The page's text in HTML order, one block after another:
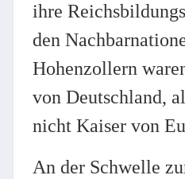
ihre
den
Hohenzollern
von Deutschland,
nicht Kaiser von
An der Schwelle